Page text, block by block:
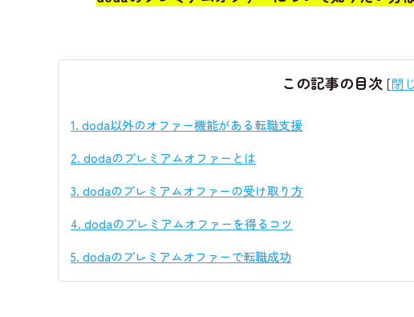
この記事の目次 [閉
1. doda以外のオファー機能がある転職支援
2. dodaのプレミアムオファーとは
3. dodaのプレミアムオファーの受け取り方
4. dodaのプレミアムオファーを得るコツ
5. dodaのプレミアムオファーで転職成功